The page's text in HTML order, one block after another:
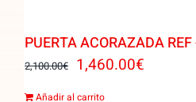
PUERTA ACORAZADA
2,100.00€ El
precio
1,460.00€El
Añadir al carrito